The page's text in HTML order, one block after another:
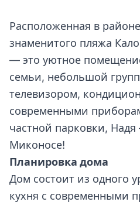
Расположенная в
знаменитого пляжа
— это уютное
семьи, небольшой
телевизором,
современными
частной парковки,
Миконосе!
Планировка дома
Дом состоит из одного
кухня с современными